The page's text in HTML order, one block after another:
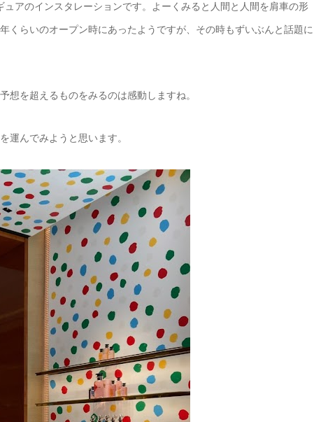
アのインスタレーションです。よーくみると人間と人間を肩車の形
くらいのオープン時にあったようですが、その時もずいぶんと話題に
想を超えるものをみるのは感動しますね。
運んでみようと思います。